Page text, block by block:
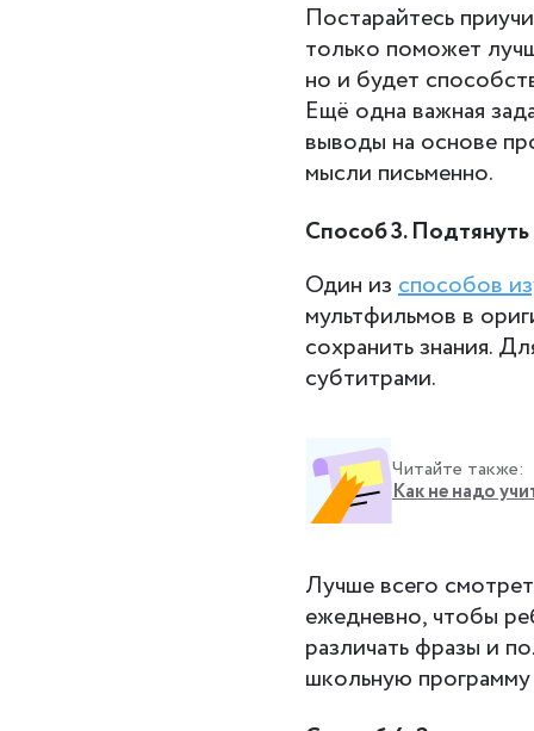
Постарайтесь
только поможет
но и будет
Ещё одна важная
выводы на основе
мысли письменно.
Способ 3.
Один из способов
мультфильмов в
сохранить знания.
субтитрами.
Читайте также:
Как не надо
Лучше всего
ежедневно, чтобы
различать фразы и
школьную